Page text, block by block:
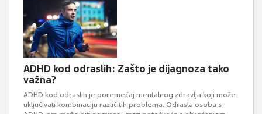
ADHD kod odraslih: Zašto je dijagnoza tako
važna?
ADHD kod odraslih je poremećaj mentalnog zdravlja koji može
uključivati kombinaciju različitih problema. Odrasla osoba s